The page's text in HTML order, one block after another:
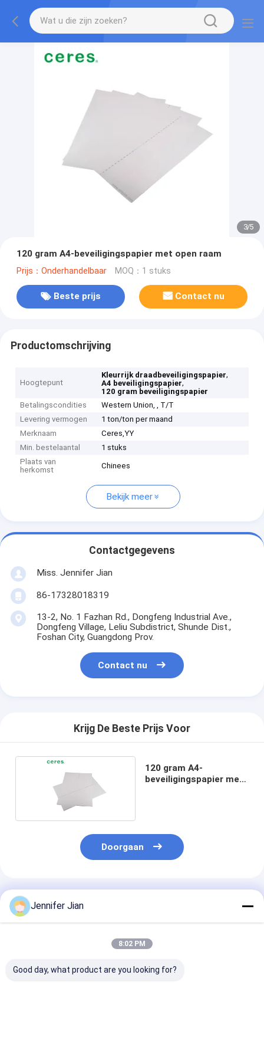
3/5
120 gram A4-beveiligingspapier met open raam
Prijs：Onderhandelbaar MOQ：1 stuks
Beste prijs Contact nu
Productomschrijving
Hoogtepunt
Kleurrijk draadbeveiligingspapier,
A4 beveiligingspapier,
120 gram beveiligingspapier
Betalingscondities
Western Union, , T/T
Levering vermogen
1 ton/ton per maand
Merknaam
Ceres,YY
Min. bestelaantal
1 stuks
Plaats van
herkomst
Chinees
Bekijk meer
Contactgegevens
Miss. Jennifer Jian
86-17328018319
13-2, No. 1 Fazhan Rd., Dongfeng Industrial Ave.,
Dongfeng Village, Leliu Subdistrict, Shunde Dist.,
Foshan City, Guangdong Prov.
Contact nu
Krijg De Beste Prijs Voor
120 gram A4-
beveiligingspapier met
Doorgaan
Geadviseerde Producten
Jennifer Jian
8:02 PM
Good day, what product are you looking for?